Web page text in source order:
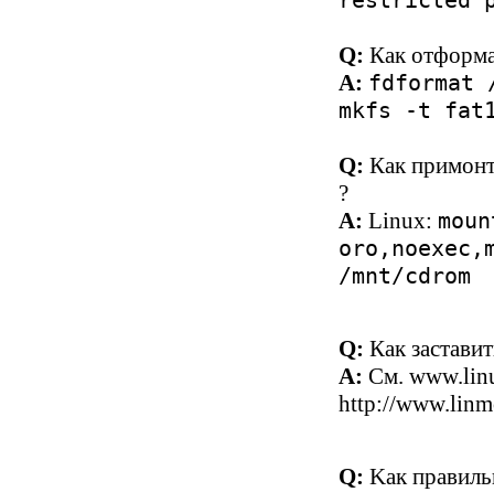
Q:Как
A: fdformat /
mkfs -t
Q:Как
?
A:Linux:
/mnt/cdrom
Q:Как
A:См.
http://
Q:Kак